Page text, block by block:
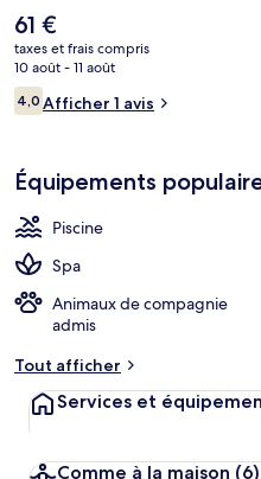
h/24 figurent également parmi
Le
prix
actuel
est
de
61 €
taxes et frais compris
10 août - 11 août
Avis
voyageurs
4,04,0 sur 10
Afficher 1 avis
Équipements
Piscine
Spa
Animaux de compagnie
admis
Tout afficher
Services et
Comme à la maison (6)